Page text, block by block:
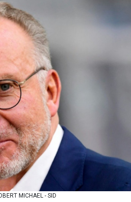
MICHAEL - SID